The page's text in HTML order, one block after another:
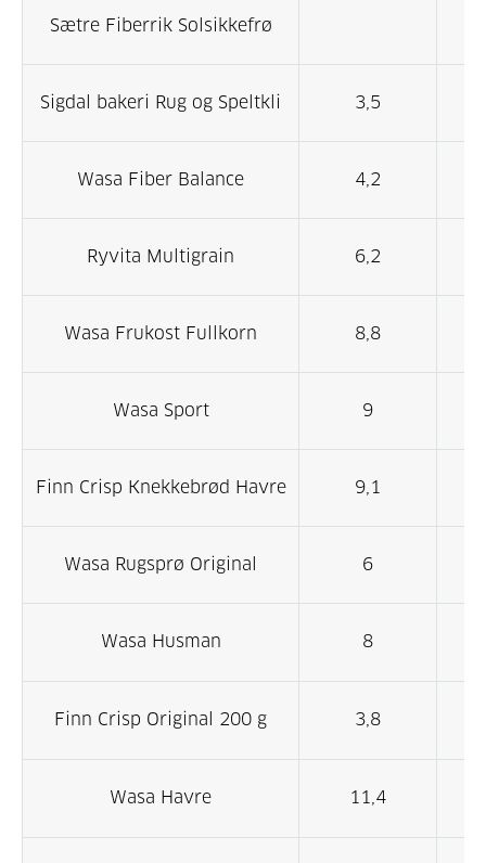
Sætre Fiberrik Solsikkefrø
Sigdal bakeri Rug og Speltkli 3,5
Wasa Fiber Balance 4,2
Ryvita Multigrain 6,2
Wasa Frukost Fullkorn 8,8
Wasa Sport 9
Finn Crisp Knekkebrød Havre 9,1
Wasa Rugsprø Original 6
Wasa Husman 8
Finn Crisp Original 200 g 3,8
Wasa Havre 11,4